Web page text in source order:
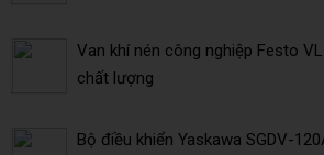
Van khí nén công nghiệp Festo
chất lượng
Bộ điều khiển Yaskawa SGDV-